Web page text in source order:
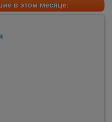
в этом месяце: